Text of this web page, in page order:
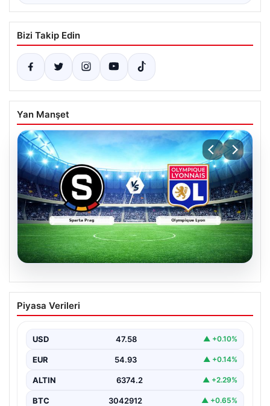
Bizi Takip Edin
Yan Manşet
(Özet) Sparta Prag – Olympique Lyon
Maçı Özeti ve Tüm Önemli Anları
Piyasa Verileri
USD 47.58 ▲ +0.10%
EUR 54.93 ▲ +0.14%
ALTIN 6374.2 ▲ +2.29%
BTC 3042912 ▲ +0.65%